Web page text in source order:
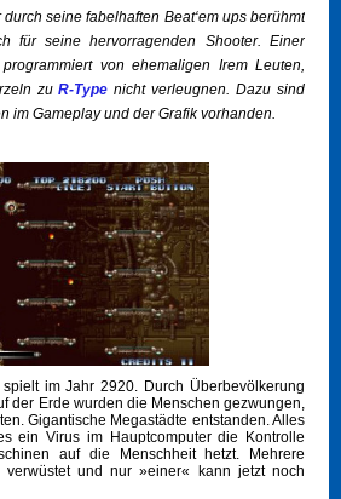
seine fabelhaften Beat‘em ups berühmt
für seine hervorragenden Shooter. Einer
von ehemaligen Irem Leuten,
zuR-Type nicht verleugnen. Dazu sind
im Gameplay und der Grafik vorhanden.
im Jahr 2920. Durch Überbevölkerung
der Erde wurden die Menschen gezwungen,
Gigantische Megastädte entstanden. Alles
ein Virus im Hauptcomputer die Kontrolle
auf die Menschheit hetzt. Mehrere
verwüstet und nur »einer« kann jetzt noch